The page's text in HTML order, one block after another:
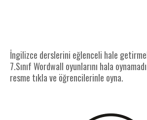
İngilizce derslerini eğlenceli hale
7.Sınıf Wordwall oyunlarını hala
resme tıkla ve öğrencilerinle oyna.